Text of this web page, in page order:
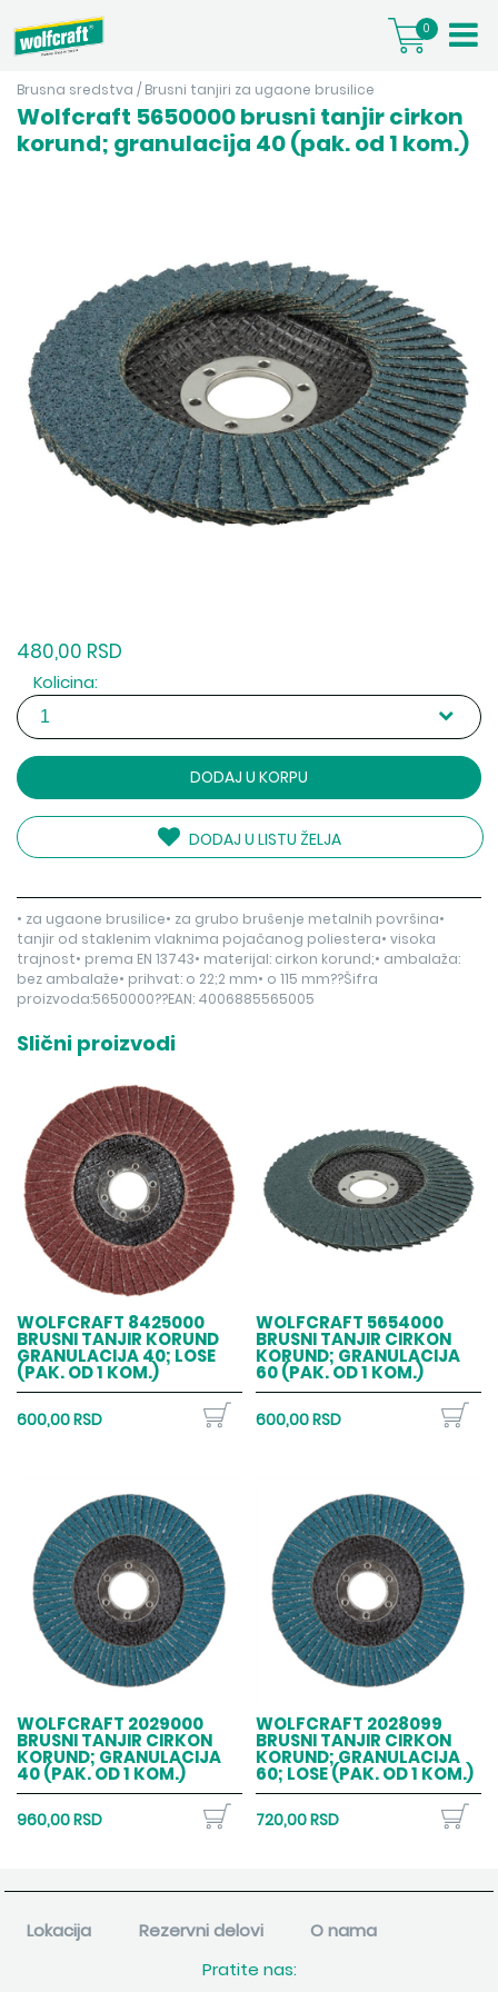
0
Brusna sredstva / Brusni tanjiri za ugaone brusilice
Wolfcraft 5650000 brusni tanjir cirkon
korund; granulacija 40 (pak. od 1 kom.)
480,00 RSD
Kolicina:
DODAJ U KORPU
DODAJ U LISTU ŽELJA
• za ugaone brusilice• za grubo brušenje metalnih površina•
tanjir od staklenim vlaknima pojačanog poliestera• visoka
trajnost• prema EN 13743• materijal: cirkon korund;• ambalaža:
bez ambalaže• prihvat: o 22;2 mm• o 115 mm??Šifra
proizvoda:5650000??EAN: 4006885565005
Slični proizvodi
WOLFCRAFT 8425000
BRUSNI TANJIR KORUND
GRANULACIJA 40; LOSE
(PAK. OD 1 KOM.)
600,00 RSD
WOLFCRAFT 5654000
BRUSNI TANJIR CIRKON
KORUND; GRANULACIJA
60 (PAK. OD 1 KOM.)
600,00 RSD
WOLFCRAFT 2029000
BRUSNI TANJIR CIRKON
KORUND; GRANULACIJA
40 (PAK. OD 1 KOM.)
960,00 RSD
WOLFCRAFT 2028099
BRUSNI TANJIR CIRKON
KORUND; GRANULACIJA
60; LOSE (PAK. OD 1 KOM.)
720,00 RSD
Lokacija Rezervni delovi
O nama
Pratite nas: